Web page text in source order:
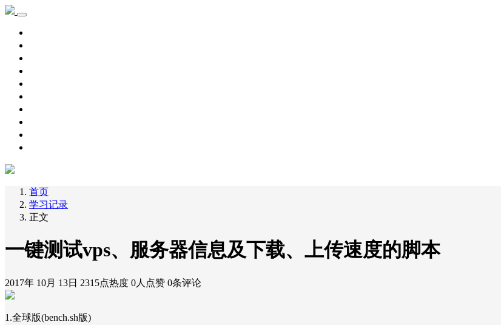
首页
学习记录
正文
一键测试vps、服务器信息及下载、上传速度的脚本
2017年 10月 13日 2315点热度 0人点赞 0条评论
1.全球版(bench.sh版)